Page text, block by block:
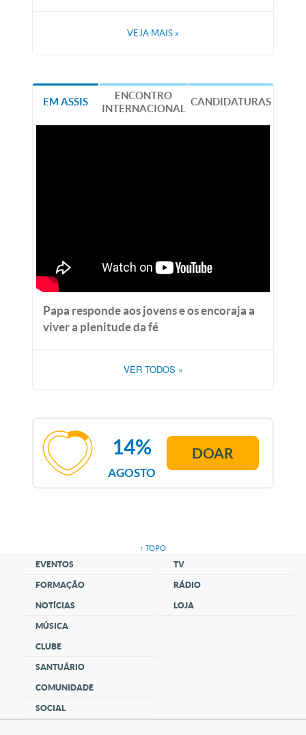
VEJA MAIS »
EM ASSIS
ENCONTRO
INTERNACIONAL
CANDIDATURAS
Papa responde aos jovens e os encoraja a
viver a plenitude da fé
VER TODOS »
AGOSTO
14% DOAR
↑ TOPO
EVENTOS
FORMAÇÃO
NOTÍCIAS
MÚSICA
CLUBE
SANTUÁRIO
COMUNIDADE
SOCIAL
TV
RÁDIO
LOJA